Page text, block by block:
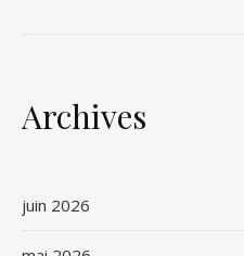
Archives
juin 2026